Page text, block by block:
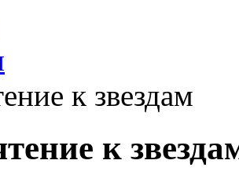
к звездам
к